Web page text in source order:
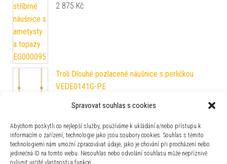
Spravovat souhlas s cookies
Abychom poskytli co nejlepší služby, používáme k ukládání a/nebo přístupu k
informacím o zařízení, technologie jako jsou soubory cookies. Souhlas s těmito
technologiemi nám umožní zpracovávat údaje, jako je chování při procházení nebo
jedinečná ID na tomto webu. Nesouhlas nebo odvolání souhlasu může nepříznivě
ovlivnit určité vlastnosti a funkce.
2 875 Kč
Troli Dlouhé pozlacené náušnice s perličkou
VEDE0141G-PE
AGUP765L
370Kč
Cutie Jewellery Dětské náušnice z růžového zlata